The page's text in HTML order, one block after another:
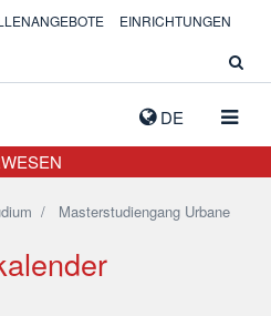
DE
EINRICHTUNGEN
/ Masterstudiengang Urbane